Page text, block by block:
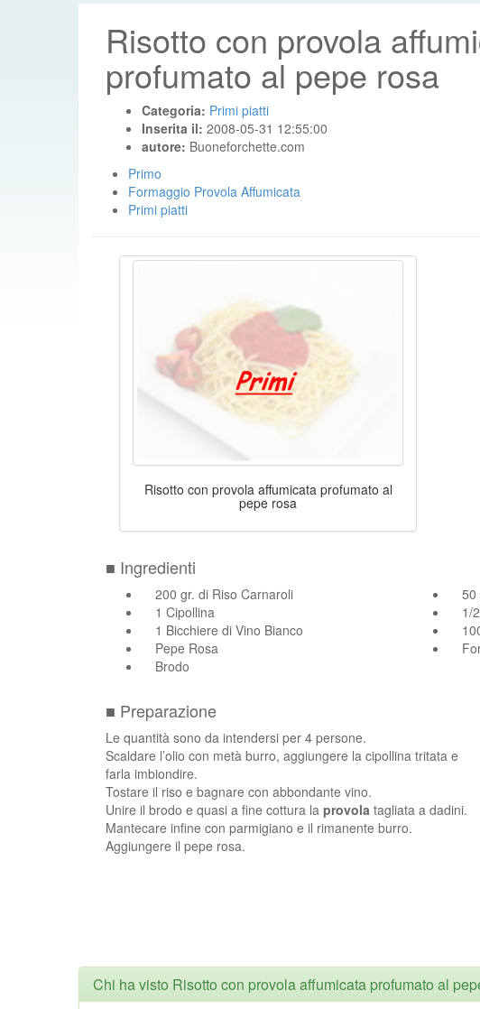
Risotto con provola
profumato al pepe rosa
Categoria: Primi piatti
Inserita il: 2008-05-31 12:55:00
autore: Buoneforchette.com
Primo
Formaggio Provola Affumicata
Primi piatti
Risotto con provola affumicata profumato al
pepe rosa
■ Ingredienti
200 gr. di Riso Carnaroli
50
1 Cipollina
1/
1 Bicchiere di Vino Bianco
Pepe Rosa
Brodo
■ Preparazione
Le quantità sono da intendersi per 4 persone.
Scaldare l’olio con metà burro, aggiungere la cipollina tritata e
farla imbiondire.
Tostare il riso e bagnare con abbondante vino.
Unire il brodo e quasi a fine cottura la provola tagliata a dadini.
Mantecare infine con parmigiano e il rimanente burro.
Aggiungere il pepe rosa.
Chi ha visto Risotto con provola affumicata profumato al